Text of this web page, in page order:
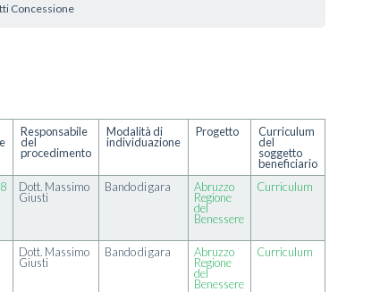
Concessione
Responsabile
del
procedimento
Modalità di
individuazione
Progetto Curriculum
del
soggetto
beneficiario
Dott. Massimo
Giusti
Bando di gara Abruzzo
Regione
del
Benessere
Curriculum
Dott. Massimo
Giusti
Bando di gara Abruzzo
Regione
del
Benessere
Curriculum